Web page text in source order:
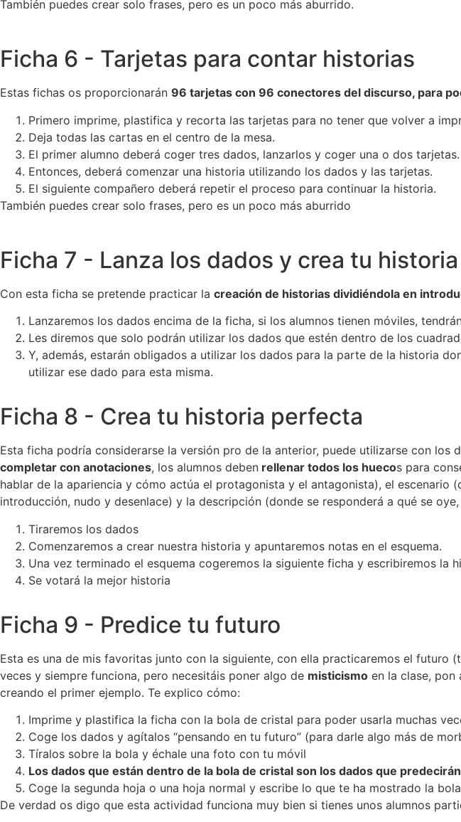
También puedes crear solo frases, pero es un poco más aburrido.
Ficha 6 - Tarjetas para contar historias
Estas fichas os proporcionarán 96 tarjetas con 96 conectores del discurso, para
Primero imprime, plastifica y recorta las tarjetas para no tener que volver a
Deja todas las cartas en el centro de la mesa.
El primer alumno deberá coger tres dados, lanzarlos y coger una o dos tarjetas.
Entonces, deberá comenzar una historia utilizando los dados y las tarjetas.
El siguiente compañero deberá repetir el proceso para continuar la historia.
También puedes crear solo frases, pero es un poco más aburrido
Ficha 7 - Lanza los dados y crea tu historia
Con esta ficha se pretende practicar la creación de historias dividiéndola en
Lanzaremos los dados encima de la ficha, si los alumnos tienen móviles,
Les diremos que solo podrán utilizar los dados que estén dentro de los
Y, además, estarán obligados a utilizar los dados para la parte de la historia
utilizar ese dado para esta misma.
Ficha 8 - Crea tu historia perfecta
Esta ficha podría considerarse la versión pro de la anterior, puede utilizarse con
completar con anotaciones, los alumnos deben rellenar todos los huecos para
hablar de la apariencia y cómo actúa el protagonista y el antagonista), el
introducción, nudo y desenlace) y la descripción (donde se responderá a qué se
Tiraremos los dados
Comenzaremos a crear nuestra historia y apuntaremos notas en el esquema.
Una vez terminado el esquema cogeremos la siguiente ficha y escribiremos
Se votará la mejor historia
Ficha 9 - Predice tu futuro
Esta es una de mis favoritas junto con la siguiente, con ella practicaremos el
veces y siempre funciona, pero necesitáis poner algo de misticismo en la clase, pon
creando el primer ejemplo. Te explico cómo:
Imprime y plastifica la ficha con la bola de cristal para poder usarla muchas
Coge los dados y agítalos “pensando en tu futuro” (para darle algo más de
Tíralos sobre la bola y échale una foto con tu móvil
Los dados que están dentro de la bola de cristal son los dados que
Coge la segunda hoja o una hoja normal y escribe lo que te ha mostrado la
De verdad os digo que esta actividad funciona muy bien si tienes unos alumnos